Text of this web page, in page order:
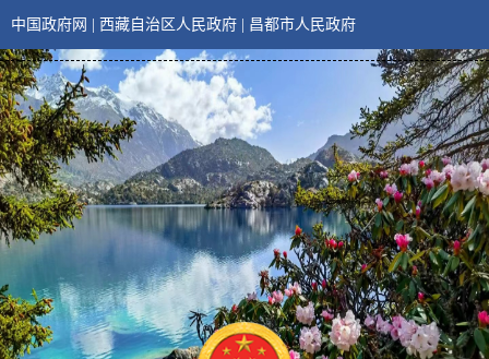
中国政府网 西藏自治区人民政府 昌都市人民政府